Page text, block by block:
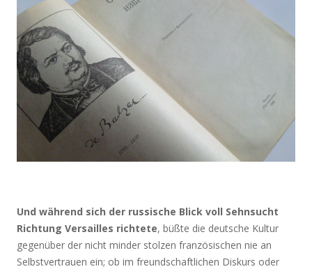
Und während sich der russische Blick voll Sehnsucht
Richtung Versailles richtete, büßte die deutsche Kultur
gegenüber der nicht minder stolzen französischen nie an
Selbstvertrauen ein; ob im freundschaftlichen Diskurs oder